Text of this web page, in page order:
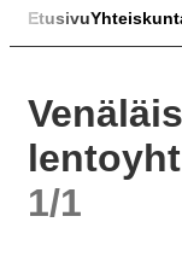
Etusivu
1/1